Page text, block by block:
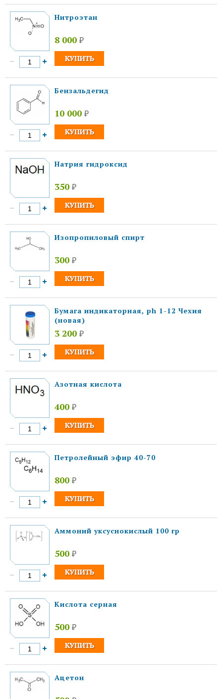
Нитроэтан
8 000 ₽
Бензальдегид
10 000 ₽
Натрия гидроксид
350 ₽
Изопропиловый спирт
300 ₽
Бумага индикаторная, ph 1-12 Чехия
(новая)
3 200 ₽
Азотная кислота
400 ₽
Петролейный эфир 40-70
800 ₽
Аммоний уксуснокислый 100 гр
500 ₽
Кислота серная
500 ₽
Ацетон